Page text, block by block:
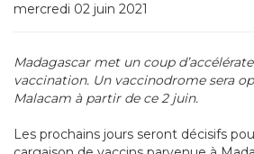
mercredi 02 juin 2021
Madagascar met un coup
vaccination. Un vaccinodrome sera
Malacam à partir de ce 2 juin.
Les prochains jours seront décisifs